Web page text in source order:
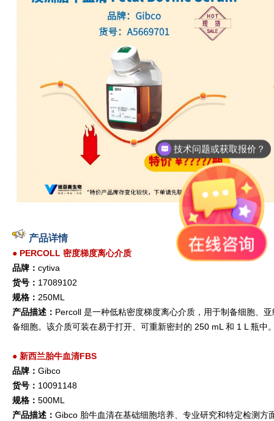
产品详情
● PERCOLL 密度梯度离心介质
品牌： cytiva
货号： 17089102
规格： 250ML
产品描述： Percoll 是一种低粘密度梯度离心介质，用于制备细胞、
备细胞。该介质可装在易于打开、可重新密封的 250 mL 和 1 L 瓶中
● 新西兰胎牛血清FBS
品牌： Gibco
货号： 10091148
规格： 500ML
产品描述： Gibco 胎牛血清在基础细胞培养、专业研究和特定检测
技术问题或获取报价？